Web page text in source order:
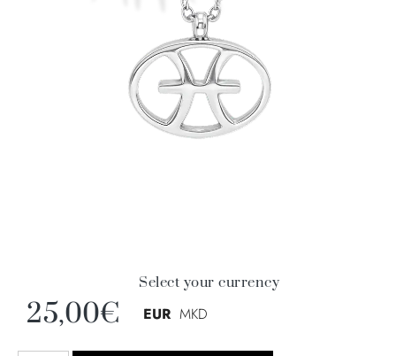
25,00€
Select your currency
EUR MKD